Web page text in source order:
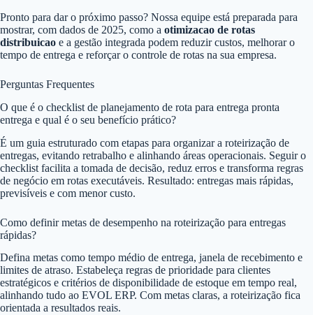
Pronto para dar o próximo passo? Nossa equipe está preparada para
mostrar, com dados de 2025, como a otimizacao de rotas
distribuicao e a gestão integrada podem reduzir custos, melhorar o
tempo de entrega e reforçar o controle de rotas na sua empresa.
Perguntas Frequentes
O que é o checklist de planejamento de rota para entrega pronta
entrega e qual é o seu benefício prático?
É um guia estruturado com etapas para organizar a roteirização de
entregas, evitando retrabalho e alinhando áreas operacionais. Seguir o
checklist facilita a tomada de decisão, reduz erros e transforma regras
de negócio em rotas executáveis. Resultado: entregas mais rápidas,
previsíveis e com menor custo.
Como definir metas de desempenho na roteirização para entregas
rápidas?
Defina metas como tempo médio de entrega, janela de recebimento e
limites de atraso. Estabeleça regras de prioridade para clientes
estratégicos e critérios de disponibilidade de estoque em tempo real,
alinhando tudo ao EVOL ERP. Com metas claras, a roteirização fica
orientada a resultados reais.